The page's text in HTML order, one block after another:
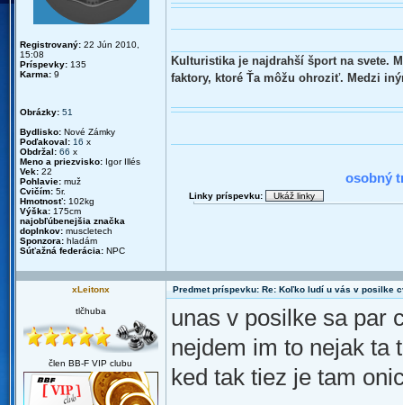
Registrovaný: 22 Jún 2010,
15:08
Príspevky: 135
Karma: 9
Obrázky: 51
Bydlisko: Nové Zámky
Poďakoval: 16 x
Obdržal: 66 x
Meno a priezvisko: Igor Illés
Vek: 22
Pohlavie: muž
Cvičím: 5r.
Hmotnosť: 102kg
Výška: 175cm
najobľúbenejšia značka
doplnkov: muscletech
Sponzora: hladám
Súťažná federácia: NPC
Kulturistika je najdrahší šport na svete.
faktory, ktoré Ťa môžu ohroziť. Medzi
osobný
Linky príspevku:
xLeitonx Predmet príspevku: Re: Koľko ludí u vás v posilke
tlčhuba
člen BB-F VIP clubu
unas v posilke sa par
nejdem im to nejak ta
ked tak tiez je tam